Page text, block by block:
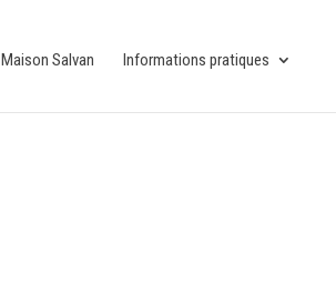
Maison Salvan Informations pratiques